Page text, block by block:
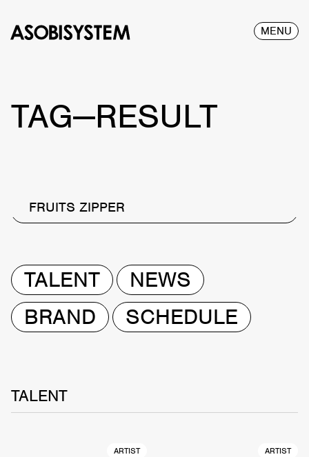
MENU
TAG—RESULT
FRUITS ZIPPER
TALENT
NEWS
BRAND
SCHEDULE
TALENT
ARTIST ARTIST